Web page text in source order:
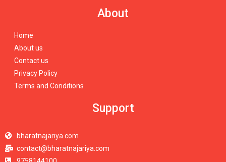
About
Home
About us
Contact us
Privacy Policy
Terms and Conditions
Support
bharatnajariya.com
contact@bharatnajariya.com